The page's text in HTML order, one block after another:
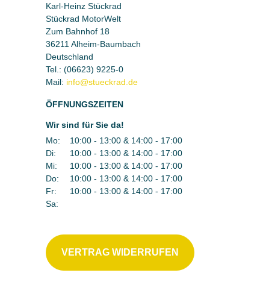
Karl-Heinz Stückrad
Stückrad MotorWelt
Zum Bahnhof 18
36211 Alheim-Baumbach
Deutschland
Tel.: (06623) 9225-0
Mail:
ÖFFNUNGSZEITEN
Wir sind für Sie da!
Mo:
10:00 - 13:00 & 14:00 - 17:00
Di:
10:00 - 13:00 & 14:00 - 17:00
Mi:
10:00 - 13:00 & 14:00 - 17:00
Do:
10:00 - 13:00 & 14:00 - 17:00
Fr:
10:00 - 13:00 & 14:00 - 17:00
Sa:
VERTRAG WIDERRUFEN